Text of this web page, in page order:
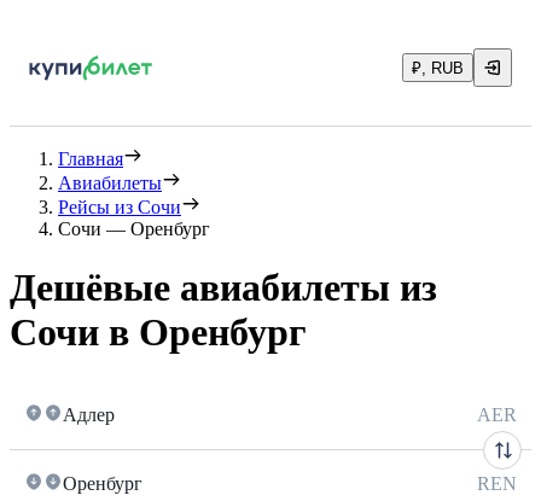
₽, RUB
Главная
Авиабилеты
Рейсы из Сочи
Сочи — Оренбург
Дешёвые авиабилеты из
Сочи в Оренбург
Адлер AER
Оренбург REN